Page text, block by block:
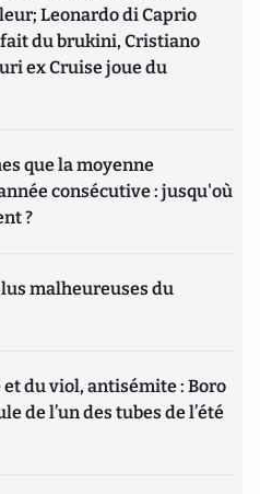
Leonardo di Caprio
du brukini, Cristiano
ex Cruise joue du
que la moyenne
consécutive : jusqu'où
?
malheureuses du
du viol, antisémite : Boro
de l’un des tubes de l’été